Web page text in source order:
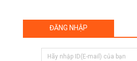
ĐĂNG NHẬP